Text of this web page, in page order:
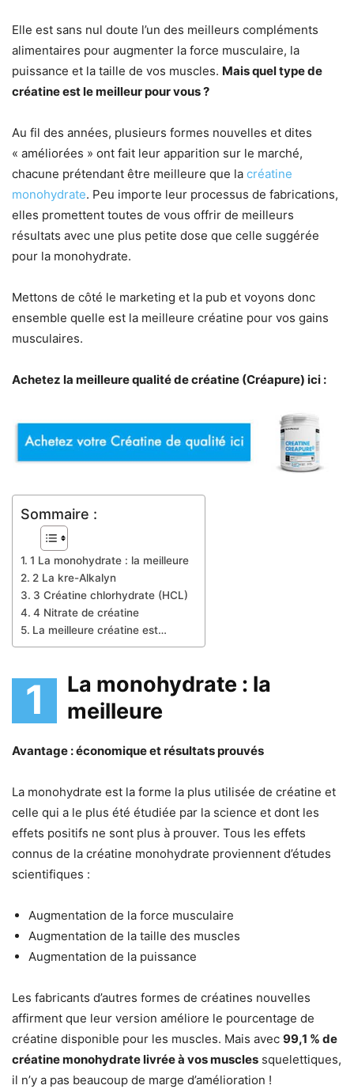
Elle est sans nul doute l’un des meilleurs compléments
alimentaires pour augmenter la force musculaire, la
puissance et la taille de vos muscles. Mais quel type de
créatine est le meilleur pour vous ?
Au fil des années, plusieurs formes nouvelles et dites
« améliorées » ont fait leur apparition sur le marché,
chacune prétendant être meilleure que la créatine
monohydrate. Peu importe leur processus de fabrications,
elles promettent toutes de vous offrir de meilleurs
résultats avec une plus petite dose que celle suggérée
pour la monohydrate.
Mettons de côté le marketing et la pub et voyons donc
ensemble quelle est la meilleure créatine pour vos gains
musculaires.
Achetez la meilleure qualité de créatine (Créapure) ici :
Sommaire :
1 La monohydrate : la meilleure
2 La kre-Alkalyn
3 Créatine chlorhydrate (HCL)
4 Nitrate de créatine
La meilleure créatine est…
1
La monohydrate : la
meilleure
Avantage : économique et résultats prouvés
La monohydrate est la forme la plus utilisée de créatine et
celle qui a le plus été étudiée par la science et dont les
effets positifs ne sont plus à prouver. Tous les effets
connus de la créatine monohydrate proviennent d’études
scientifiques :
Augmentation de la force musculaire
Augmentation de la taille des muscles
Augmentation de la puissance
Les fabricants d’autres formes de créatines nouvelles
affirment que leur version améliore le pourcentage de
créatine disponible pour les muscles. Mais avec 99,1 % de
créatine monohydrate livrée à vos muscles squelettiques,
il n’y a pas beaucoup de marge d’amélioration !